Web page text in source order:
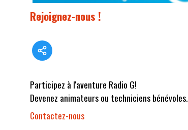
Rejoignez-nous !
Participez à l'aventure Radio G!
Devenez animateurs ou techniciens bénévoles.
Contactez-nous